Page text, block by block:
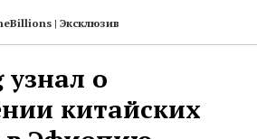
| Эксклюзив
узнал о
китайских